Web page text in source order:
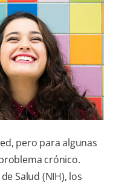
PARA PROFESIONALES
CUPONES
DONDE COMPRAR
PY (ES)
pero para algunas
crónico.
Salud (NIH), los